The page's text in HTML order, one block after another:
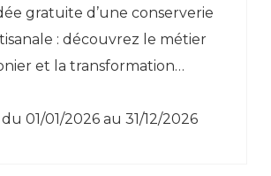
gratuite d’une conserverie
: découvrez le métier
et la transformation
suivie d’une dégustation
aux nouvelles saveurs
01/01/2026 au 31/12/2026